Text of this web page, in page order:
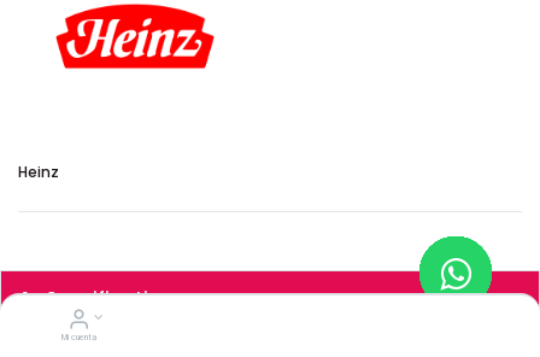
Mi cuenta
Heinz
Specifications